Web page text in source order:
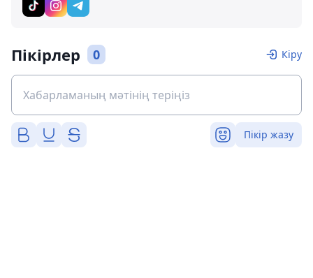
Пікірлер 0 Кіру
Пікір жазу